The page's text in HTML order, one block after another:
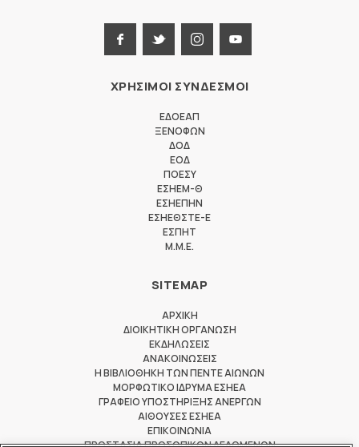
ΧΡΗΣΙΜΟΙ ΣΥΝΔΕΣΜΟΙ
ΕΔΟΕΑΠ
ΞΕΝΟΦΩΝ
ΔΟΔ
ΕΟΔ
ΠΟΕΣΥ
ΕΣΗΕΜ-Θ
ΕΣΗΕΠΗΝ
ΕΣΗΕΘΣΤΕ-Ε
ΕΣΠΗΤ
M.M.E.
SITEMAP
ΑΡΧΙΚΗ
ΔΙΟΙΚΗΤΙΚΗ ΟΡΓΑΝΩΣΗ
ΕΚΔΗΛΩΣΕΙΣ
ΑΝΑΚΟΙΝΩΣΕΙΣ
Η ΒΙΒΛΙΟΘΗΚΗ ΤΩΝ ΠΕΝΤΕ ΑΙΩΝΩΝ
ΜΟΡΦΩΤΙΚΟ ΙΔΡΥΜΑ ΕΣΗΕΑ
ΓΡΑΦΕΙΟ ΥΠΟΣΤΗΡΙΞΗΣ ΑΝΕΡΓΩΝ
ΑΙΘΟΥΣΕΣ ΕΣΗΕΑ
ΕΠΙΚΟΙΝΩΝΙΑ